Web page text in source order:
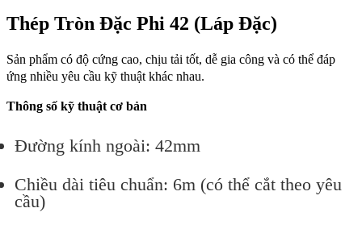
Thép Tròn Đặc Phi 42 (Láp Đặc)
Sản phẩm có độ cứng cao, chịu tải tốt, dễ gia công và có thể đáp
ứng nhiều yêu cầu kỹ thuật khác nhau.
Thông số kỹ thuật cơ bản
Đường kính ngoài: 42mm
Chiều dài tiêu chuẩn: 6m (có thể cắt theo yêu
cầu)